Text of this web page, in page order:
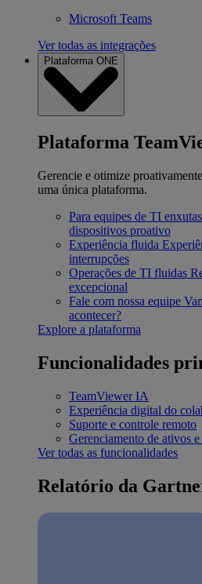
Microsoft Teams
Ver todas as integrações
Plataforma ONE
Plataforma
Gerencie e otimize
uma única plataforma.
Para equipes de TI enxutas
dispositivos proativo
Experiência fluida
interrupções
Operações de TI fluidas
excepcional
Fale com nossa equipe
acontecer?
Explore a plataforma
Funcionalidades
TeamViewer IA
Experiência digital do
Suporte e controle remoto
Gerenciamento de ativos e
Ver todas as funcionalidades
Relatório da